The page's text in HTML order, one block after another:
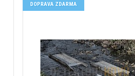
DOPRAVA ZDARMA